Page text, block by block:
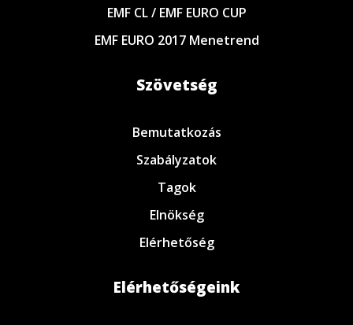
EMF CL / EMF EURO CUP
EMF EURO 2017 Menetrend
Szövetség
Bemutatkozás
Szabályzatok
Tagok
Elnökség
Elérhetőség
Elérhetőségeink